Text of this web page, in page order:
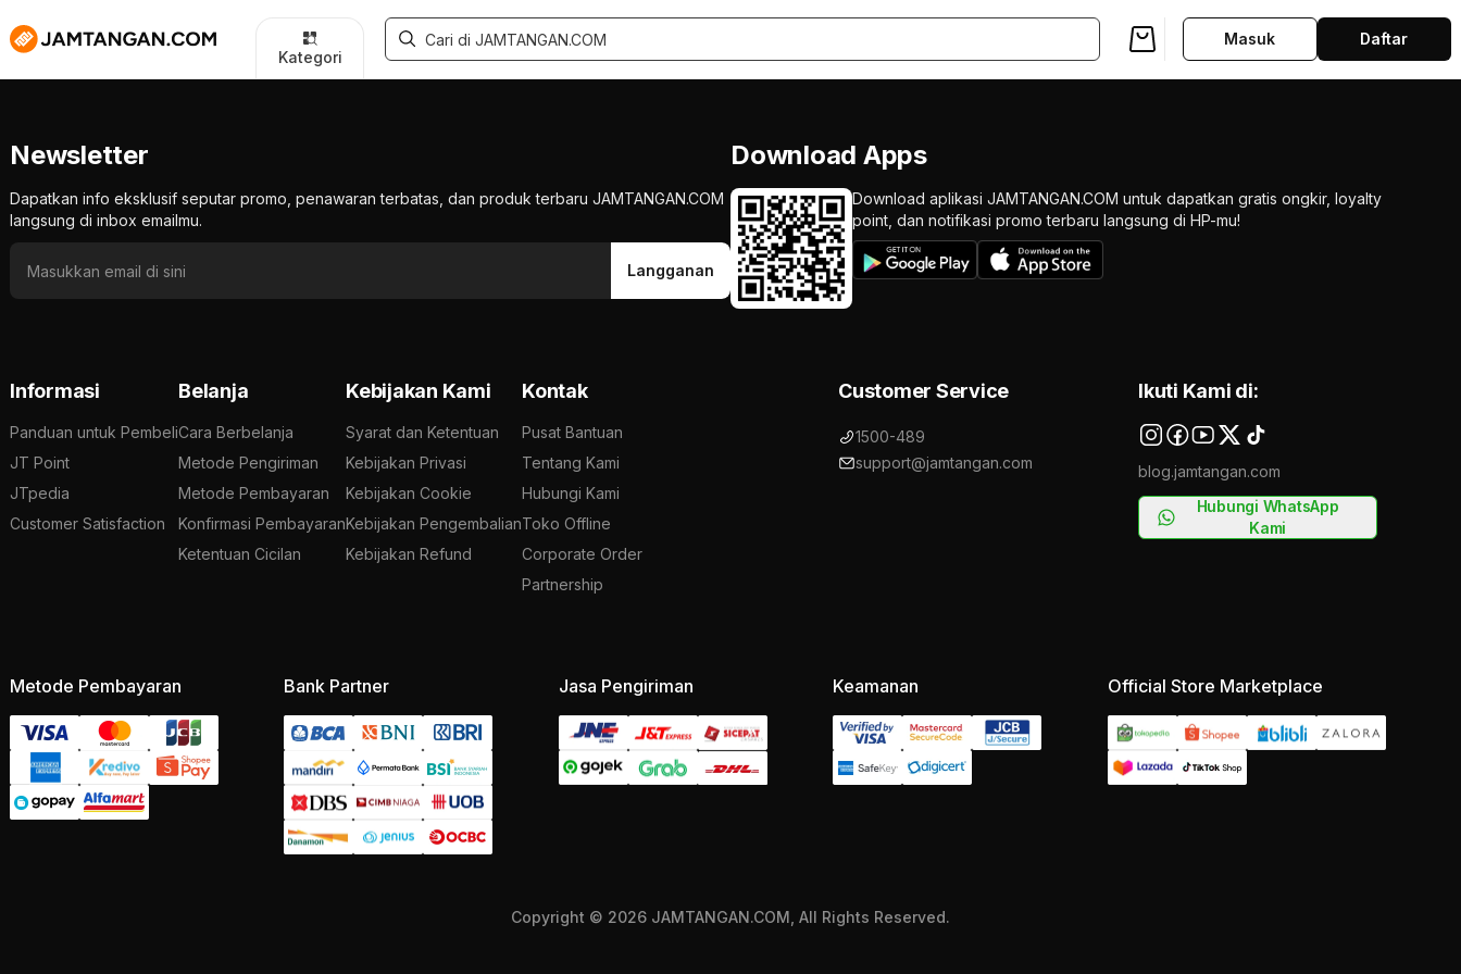
Newsletter
Dapatkan info eksklusif seputar promo, penawaran terbatas, dan produk terbaru JAMTANGAN.COM
langsung di inbox emailmu.
Langganan
Download Apps
Download aplikasi JAMTANGAN.COM untuk dapatkan gratis ongkir, loyalty
point, dan notifikasi promo terbaru langsung di HP-mu!
Informasi
Panduan untuk Pembeli
JT Point
JTpedia
Customer Satisfaction
Belanja
Cara Berbelanja
Metode Pengiriman
Metode Pembayaran
Konfirmasi Pembayaran
Ketentuan Cicilan
Kebijakan Kami
Syarat dan Ketentuan
Kebijakan Privasi
Kebijakan Cookie
Kebijakan Pengembalian
Kebijakan Refund
Kontak
Pusat Bantuan
Tentang Kami
Hubungi Kami
Toko Offline
Corporate Order
Partnership
Customer Service
1500-489
support@jamtangan.com
Ikuti Kami di:
blog.jamtangan.com
Hubungi WhatsApp
Kami
Metode Pembayaran Bank Partner Jasa Pengiriman Keamanan Official Store Marketplace
Copyright © 2026 JAMTANGAN.COM, All Rights Reserved.
Kategori
Masuk Daftar